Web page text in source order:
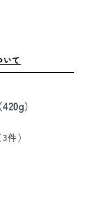
て
）
3件）